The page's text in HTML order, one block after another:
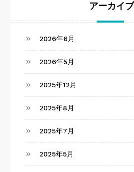
アーカイブ
2026年6月
2026年5月
2025年12月
2025年8月
2025年7月
2025年5月